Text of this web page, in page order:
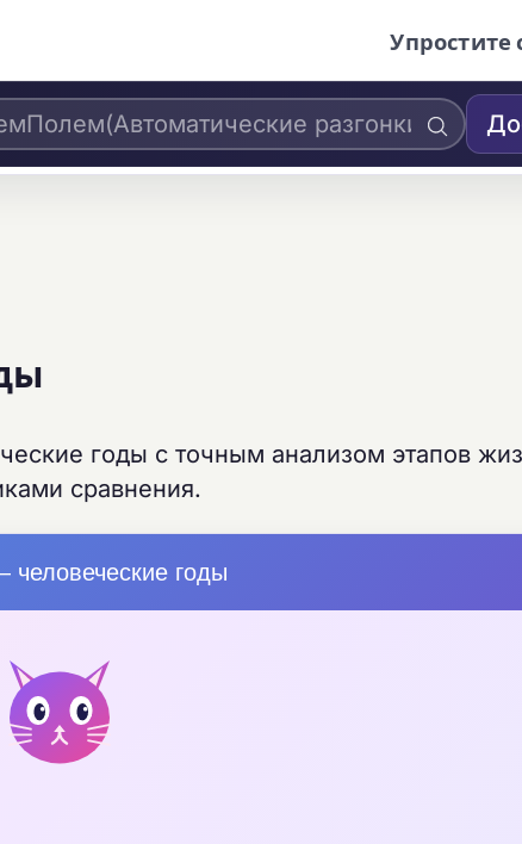
Упростите
годы с точным анализом этапов
сравнения.
годы